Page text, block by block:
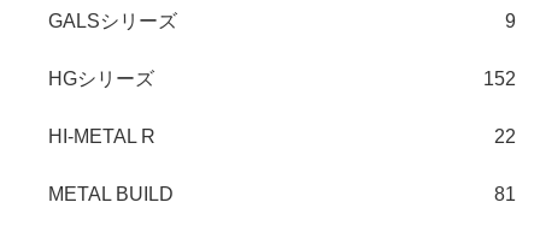
GALSシリーズ 9
HGシリーズ 152
HI-METAL R 22
METAL BUILD 81